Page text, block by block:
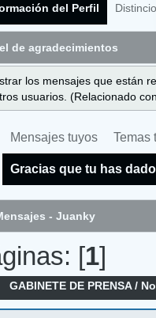
del Perfil
de agradecimientos
los mensajes que están
usuarios. (Relacionado
Mensajes tuyos Temas
Gracias que tu has
- Juanky
[1]
GABINETE DE PRENSA/
Mayo entonces Berlin